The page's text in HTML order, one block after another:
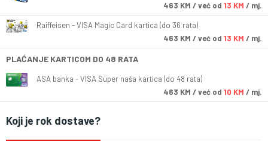
463 KM / već od 13 KM / mj.
Raiffeisen - VISA Magic Card kartica (do 36 rata)
463 KM / već od 13 KM / mj.
PLAĆANJE KARTICOM DO 48 RATA
ASA banka - VISA Super naša kartica (do 48 rata)
463 KM / već od 10 KM / mj.
Koji je rok dostave?